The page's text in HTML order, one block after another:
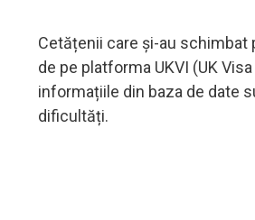
Cetățenii care și-au
de pe platforma UKVI (UK
informațiile din baza de date
dificultăți.